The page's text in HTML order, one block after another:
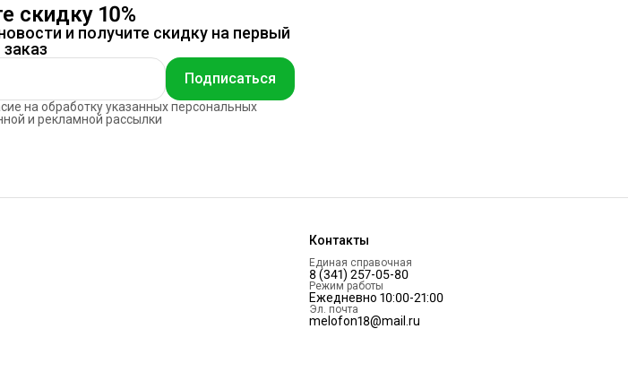
скидку 10%
и получите скидку на первый
заказ
Подписаться
на обработку указанных персональных
и рекламной рассылки
Контакты
Единая справочная
8 (341) 257-05-80
Режим работы
Ежедневно 10:00-21:00
Эл. почта
melofon18@mail.ru